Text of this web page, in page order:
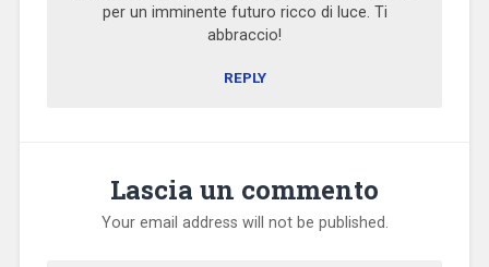
per un imminente futuro ricco di luce. Ti
abbraccio!
REPLY
Lascia un commento
Your email address will not be published.